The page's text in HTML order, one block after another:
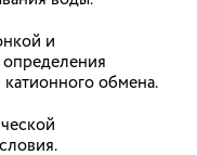
люди" во
Владиславом
и
обмена.